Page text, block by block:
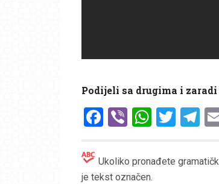
Podijeli sa drugima i zaradi
Facebook
Viber
Ukoliko pronađete
je tekst označen.